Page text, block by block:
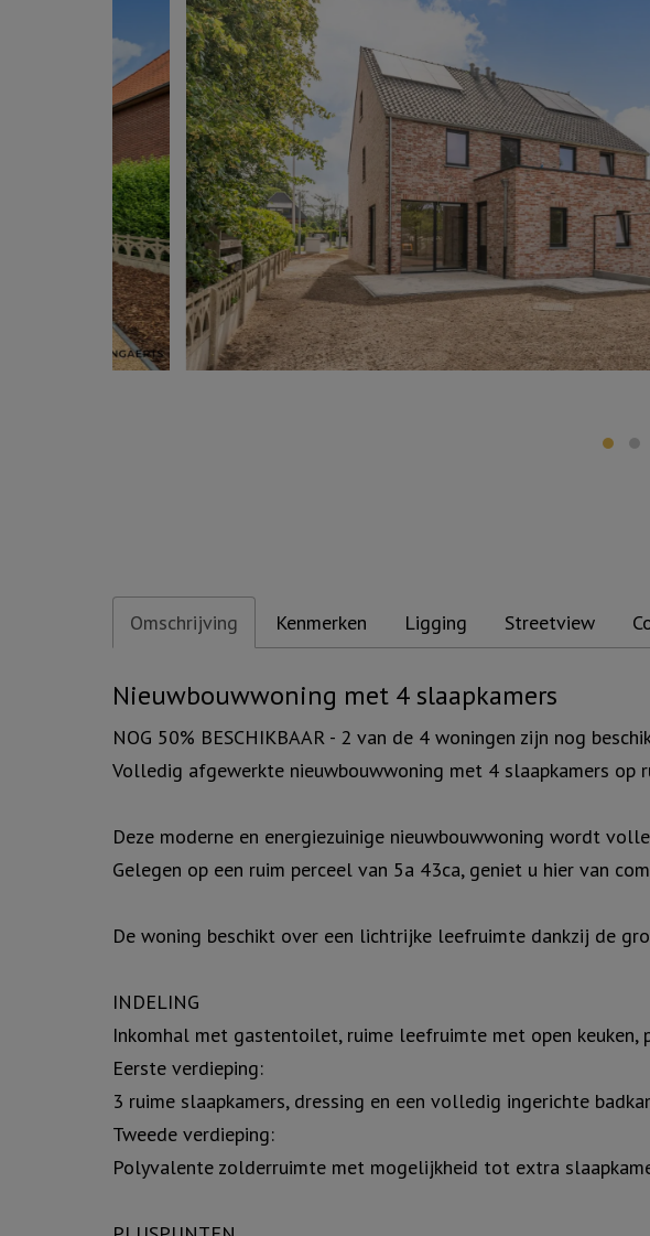
Omschrijving Kenmerken Ligging Streetview
Omschrijving
Nieuwbouwwoning met 4 slaapkamers
NOG 50% BESCHIKBAAR - 2 van de 4 woningen zijn nog
Volledig afgewerkte nieuwbouwwoning met 4 slaapkamers op
Deze moderne en energiezuinige nieuwbouwwoning wordt
Gelegen op een ruim perceel van 5a 43ca, geniet u hier van
De woning beschikt over een lichtrijke leefruimte dankzij de
INDELING
Inkomhal met gastentoilet, ruime leefruimte met open keuken,
Eerste verdieping:
3 ruime slaapkamers, dressing en een volledig ingerichte
Tweede verdieping:
Polyvalente zolderruimte met mogelijkheid tot extra